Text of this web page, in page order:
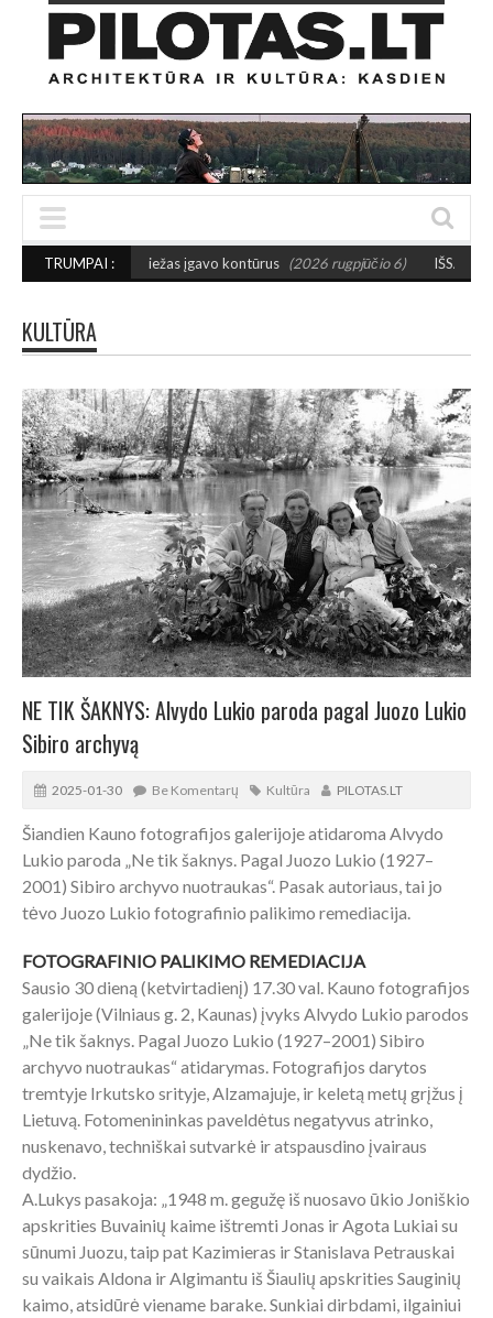
TRUMPAI :
maniežas įgavo kontūrus (2026 rugpjūčio 6) IŠSAUGOS URBANISTINĮ
KULTŪRA
NE TIK ŠAKNYS: Alvydo Lukio paroda pagal Juozo Lukio
Sibiro archyvą
2025-01-30 Be Komentarų Kultūra PILOTAS.LT
Šiandien Kauno fotografijos galerijoje atidaroma Alvydo
Lukio paroda „Ne tik šaknys. Pagal Juozo Lukio (1927–
2001) Sibiro archyvo nuotraukas“. Pasak autoriaus, tai jo
tėvo Juozo Lukio fotografinio palikimo remediacija.
FOTOGRAFINIO PALIKIMO REMEDIACIJA
Sausio 30 dieną (ketvirtadienį) 17.30 val. Kauno fotografijos
galerijoje (Vilniaus g. 2, Kaunas) įvyks Alvydo Lukio parodos
„Ne tik šaknys. Pagal Juozo Lukio (1927–2001) Sibiro
archyvo nuotraukas“ atidarymas. Fotografijos darytos
tremtyje Irkutsko srityje, Alzamajuje, ir keletą metų grįžus į
Lietuvą. Fotomenininkas paveldėtus negatyvus atrinko,
nuskenavo, techniškai sutvarkė ir atspausdino įvairaus
dydžio.
A.Lukys pasakoja: „1948 m. gegužę iš nuosavo ūkio Joniškio
apskrities Buvainių kaime ištremti Jonas ir Agota Lukiai su
sūnumi Juozu, taip pat Kazimieras ir Stanislava Petrauskai
su vaikais Aldona ir Algimantu iš Šiaulių apskrities Sauginių
kaimo, atsidūrė viename barake. Sunkiai dirbdami, ilgainiui